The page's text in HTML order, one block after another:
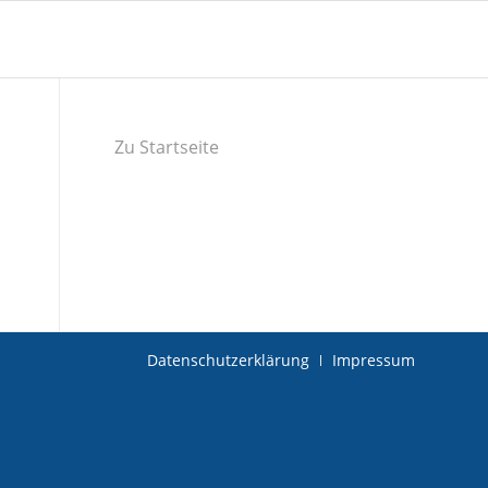
Zu Startseite
Datenschutzerklärung Impressum